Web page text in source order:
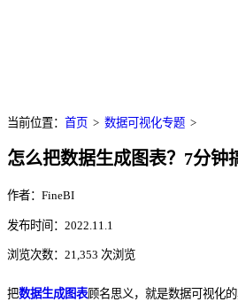
当前位置： 首页 > 数据可视化专题 >
怎么把数据生成图表？7分钟
作者：FineBI
发布时间：2022.11.1
浏览次数：21,353 次浏览
把数据生成图表顾名思义，就是数据可视化